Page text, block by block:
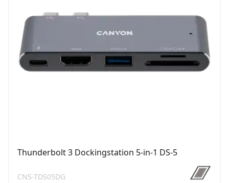
Thunderbolt 3 Dockingstation 5-in-1 DS-5
CNS-TDS05DG